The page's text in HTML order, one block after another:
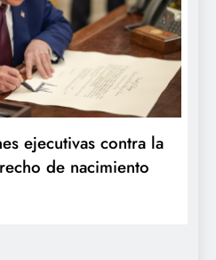
ejecutivas contra la
de nacimiento